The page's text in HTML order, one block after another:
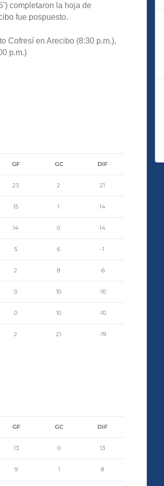
completaron la hoja de
fue pospuesto.
Cofresí en Arecibo (8:30 p.m.),
p.m.)
GF GC DIF
23 2 21
15 1 14
14 0 14
5 6 -1
2 8 -6
0 10 -10
0 10 -10
2 21 -19
GF GC DIF
13 0 13
9 1 8